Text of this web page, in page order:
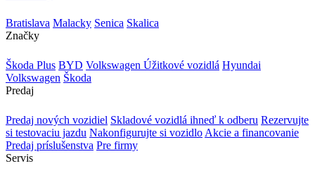
Bratislava Malacky Senica Skalica
Značky
Škoda Plus BYD Volkswagen Úžitkové vozidlá Hyundai
Volkswagen Škoda
Predaj
Predaj nových vozidiel Skladové vozidlá ihneď k odberu Rezervujte
si testovaciu jazdu Nakonfigurujte si vozidlo Akcie a financovanie
Predaj príslušenstva Pre firmy
Servis